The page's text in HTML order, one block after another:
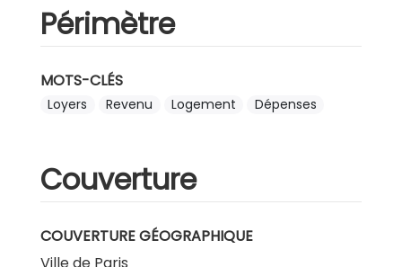
Périmètre
MOTS-CLÉS
Loyers Revenu Logement Dépenses
Couverture
COUVERTURE GÉOGRAPHIQUE